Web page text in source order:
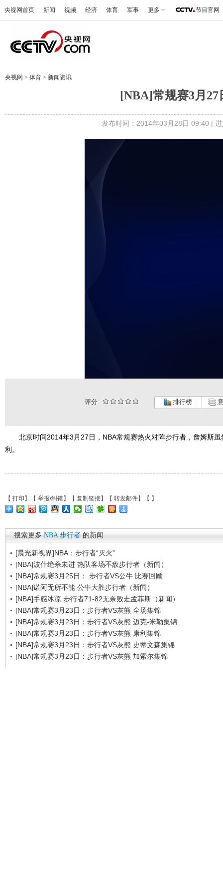
央视网首页 新闻 视频 经济 体育 军事 更多 节目官网
央视网 > 体育 > 新闻资讯
[NBA]常规赛3月
发布时间：2014年03月28日 09:40 |
评分 排行榜
北京时间2014年3月27日，NBA常规赛热火对阵步行者，詹姆斯
利。
【 打印 】【 举报/纠错】【 复制链接】【 转发邮件】【 】
搜索更多 NBA 步行者 的新闻
[晨光新视界]NBA：步行者“灭火”
[NBA]波什绝杀未进 热队客场不敌步行者（新闻）
[NBA]常规赛3月25日： 步行者VS公牛 比赛回顾
[NBA]诺阿无所不能 公牛大胜步行者（新闻）
[NBA]手感冰凉 步行者71-82无奈败走孟菲斯（新闻）
[NBA]常规赛3月23日：步行者VS灰熊 全场集锦
[NBA]常规赛3月23日：步行者VS灰熊 迈克-米勒集锦
[NBA]常规赛3月23日：步行者VS灰熊 康利集锦
[NBA]常规赛3月23日：步行者VS灰熊 史蒂文森集锦
[NBA]常规赛3月23日：步行者VS灰熊 加索尔集锦